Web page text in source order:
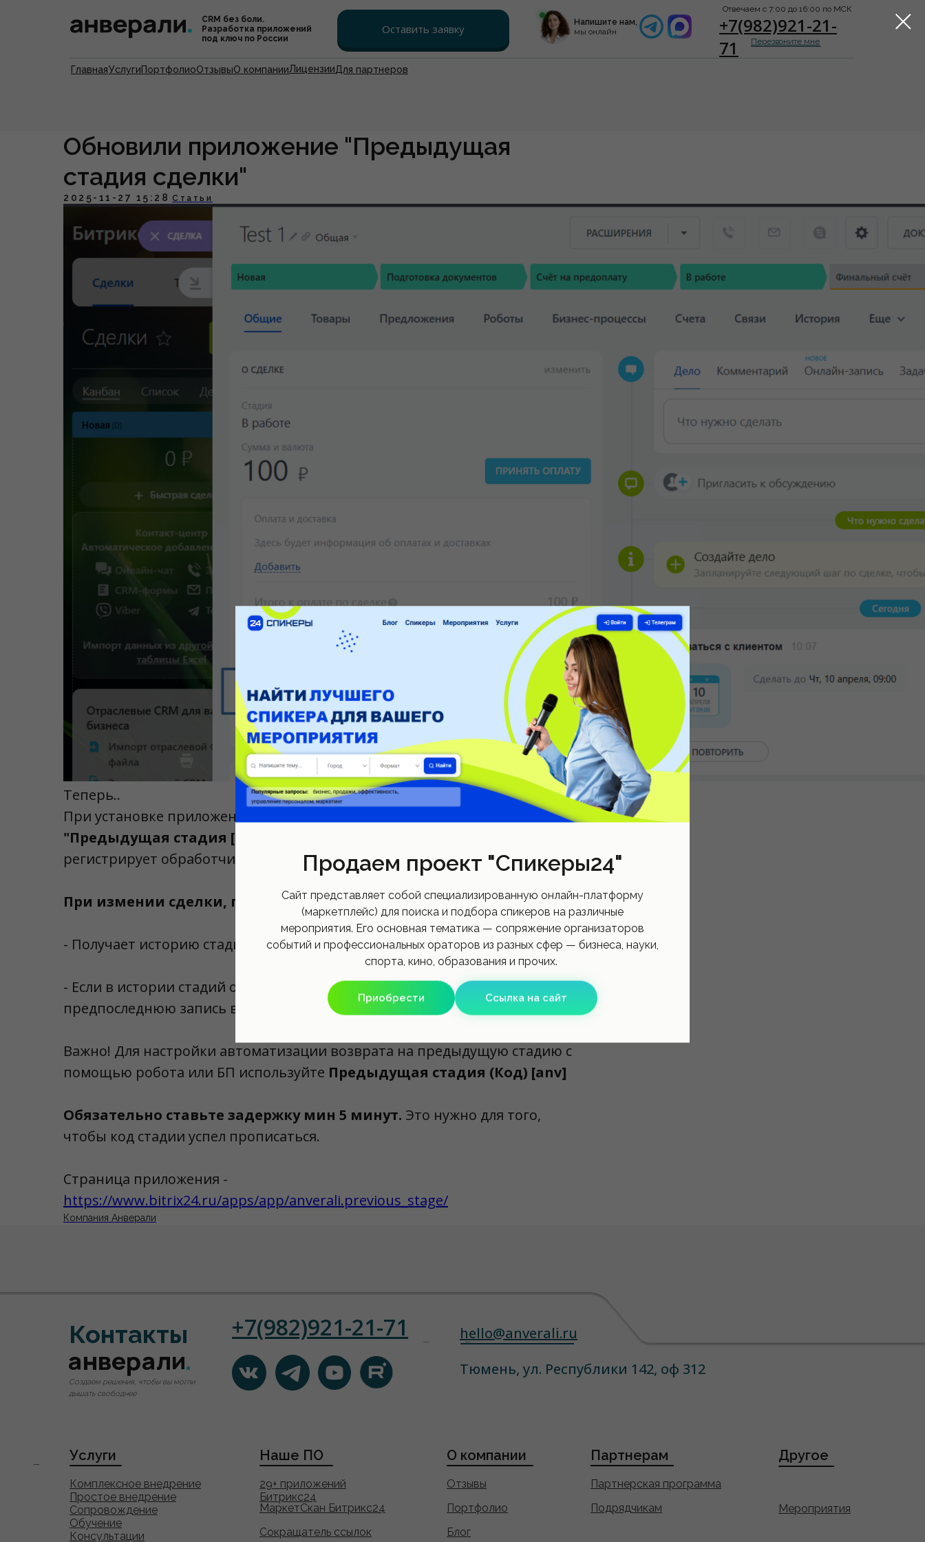
CRM без боли.
Разработка приложений
под ключ по России
Напишите нам,
мы онлайн
Оставить заявку
ГлавнаяУслугиПортфолиоОтзывыО компанииЛицензииДля партнеров
Отвечаем с 7:00 до 16:00 по МСК
Перезвоните мне
+7(982)921-21-
71
Обновили приложение "Предыдущая
стадия сделки"
2025-11-27 15:28 Статьи
Теперь..
При установке приложение создаёт пользовательское поле в сделках
"Предыдущая стадия [anv]", Предыдущая стадия (Код) [anv]
регистрирует обработчик на событие изменения сделки.
При измении сделки, приложение:
- Получает историю стадий сделки
- Если в истории стадий одна запись, берёт её; иначе, берёт
предпоследнюю запись в обратном хронологическом порядке
Важно! Для настройки автоматизации возврата на предыдущую стадию с
помощью робота или БП используйте Предыдущая стадия (Код) [anv]
Обязательно ставьте задержку мин 5 минут. Это нужно для того,
чтобы код стадии успел прописаться.
Страница приложения -
https://www.bitrix24.ru/apps/app/anverali.previous_stage/
Компания Анверали
Контакты +7(982)921-21-71 hello@anverali.ru
Мероприятия
Другое
Подрядчикам
Партнерская программа
Партнерам
Блог
Портфолио
О компании
Отзывы
Сокращатель ссылок
МаркетСкан Битрикс24
29+ приложений
Битрикс24
Наше ПО
Комплексное внедрение
Простое внедрение
Сопровождение
Обучение
Консультации
Услуги
Тюмень, ул. Республики 142, оф 312
Создаем решения, чтобы вы могли
дышать свободнее
Продаем проект "Спикеры24"
Сайт представляет собой специализированную онлайн-платформу
(маркетплейс) для поиска и подбора спикеров на различные
мероприятия. Его основная тематика — сопряжение организаторов
событий и профессиональных ораторов из разных сфер — бизнеса, науки,
спорта, кино, образования и прочих.
Приобрести Ссылка на сайт